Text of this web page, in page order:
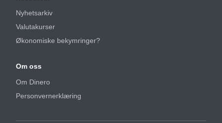
Nyhetsarkiv
Valutakurser
Økonomiske bekymringer?
Om oss
Om Dinero
Personvernerklæring